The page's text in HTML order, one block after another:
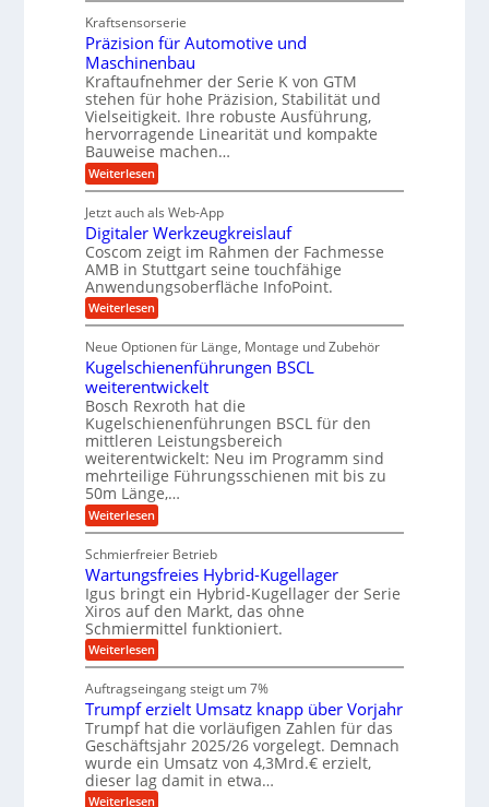
i
n
d
e
t
r
i
e
b
e
f
ü
r
r
a
e
U
m
g
e
b
u
n
g
n
n
d
A
u
f
t
r
a
s
i
n
g
a
n
g
l
o
s
e
,
w
e
n
i
g
e
r
S
t
e
l
e
n
h
n
s
t
a
n
g
e
n
g
e
t
r
i
e
b
e
f
ü
r
r
ä
z
i
s
e
H
u
b
b
e
w
e
g
u
n
g
e
n
Kraftsensorserie
Präzision für Automotive und
Maschinenbau
Kraftaufnehmer der Serie K von GTM
stehen für hohe Präzision, Stabilität und
Vielseitigkeit. Ihre robuste Ausführung,
hervorragende Linearität und kompakte
Bauweise machen…
Weiterlesen:
P
ä
z
i
s
i
o
n
f
r
A
u
t
o
m
o
t
i
v
e
u
n
d
M
a
s
c
h
i
n
n
b
a
u
Jetzt auch als Web-App
Digitaler Werkzeugkreislauf
Coscom zeigt im Rahmen der Fachmesse
AMB in Stuttgart seine touchfähige
Anwendungsoberfläche InfoPoint.
Weiterlesen:
D
g
i
t
a
l
e
r
W
e
r
k
z
e
u
g
k
r
e
i
s
l
a
u
f
Neue Optionen für Länge, Montage und Zubehör
Kugelschienenführungen BSCL
weiterentwickelt
Bosch Rexroth hat die
Kugelschienenführungen BSCL für den
mittleren Leistungsbereich
weiterentwickelt: Neu im Programm sind
mehrteilige Führungsschienen mit bis zu
50m Länge,…
Weiterlesen:
K
g
e
l
s
c
h
i
e
e
n
f
ü
h
r
u
Schmierfreier Betrieb
Wartungsfreies Hybrid-Kugellager
Igus bringt ein Hybrid-Kugellager der Serie
Xiros auf den Markt, das ohne
Schmiermittel funktioniert.
Weiterlesen:
W
r
t
u
n
g
s
f
r
Auftragseingang steigt um 7%
Trumpf erzielt Umsatz knapp über Vorjahr
Trumpf hat die vorläufigen Zahlen für das
Geschäftsjahr 2025/26 vorgelegt. Demnach
wurde ein Umsatz von 4,3Mrd.€ erzielt,
dieser lag damit in etwa…
Weiterlesen: